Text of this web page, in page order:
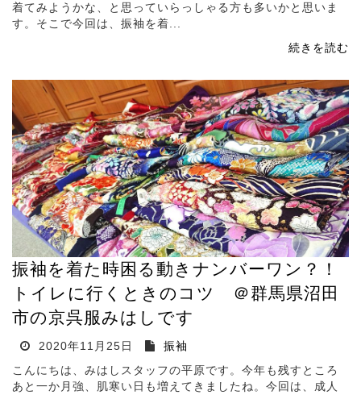
着てみようかな、と思っていらっしゃる方も多いかと思いま
す。そこで今回は、振袖を着...
続きを読む
振袖を着た時困る動きナンバーワン？！
トイレに行くときのコツ ＠群馬県沼田
市の京呉服みはしです
2020年11月25日
振袖
こんにちは、みはしスタッフの平原です。今年も残すところ
あと一か月強、肌寒い日も増えてきましたね。今回は、成人